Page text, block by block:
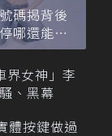
碼揭背後
哪還能幫
界女神」李
、黑幕
體按鍵做過